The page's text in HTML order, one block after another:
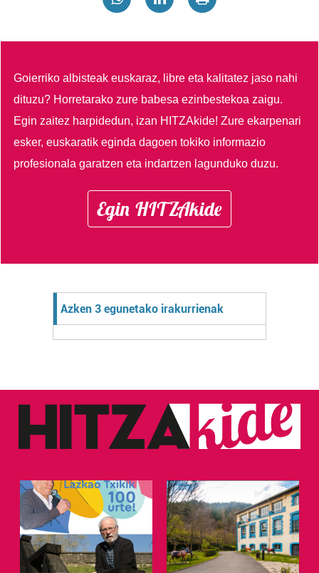
Goierriko albisteak euskaraz, libre eta kalitatez jaso nahi
dituzu? Horretarako zure babesa ezinbestekoa zaigu.
Egin zaitez harpidedun, izan HITZAkide!Zure ekarpenari
esker, euskaratik eginda dagoen tokiko informazio
profesionala garatzen eta indartzen lagunduko duzu.
Egin HITZAkide
Azken 3 egunetako irakurrienak